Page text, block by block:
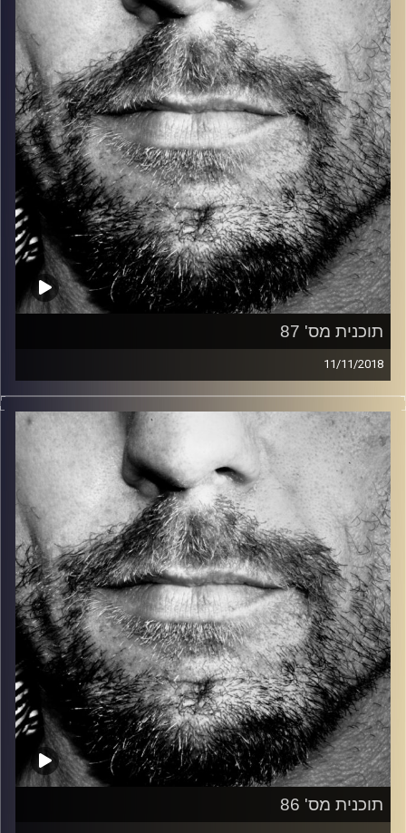
קרדיט תמונות: David Goehring
תוכנית מס' 87
11/11/2018
זיפים, מוזיקה מחוספסת של הופעות חיות. הרבה ג'אם, רוק,
בלוז, bluegrass, ג'אז, Fאנק, פרוגרסיב ואפילו אלקטרוניקה.
כל מה שחי, אמיתי ונושם.
עם שמוליק רגב.
קרדיט תמונות: David Goehring
תוכנית מס' 86